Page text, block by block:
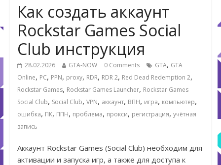
Как создать аккаунт
Rockstar Games Social
Club инструкция
28.02.2026 GTA-NOW 0 Comments GTA, GTA
Online, PC, PPN, proxy, RDR, RDR 2, Red Dead Redemption 2,
Rockstar Games, Rockstar Games Launcher, Rockstar Games
Social Club, Social Club, VPN, аккаунт, ВПН, игра, компьютер,
ошибка, ПК, ППН, проблема, прокси, регистрация, учётная
запись
Аккаунт Rockstar Games (Social Club) необходим для
активации и запуска игр, а также для доступа к